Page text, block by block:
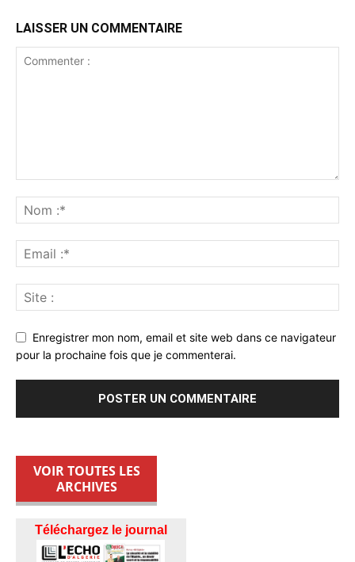
LAISSER UN COMMENTAIRE
Enregistrer mon nom, email et site web dans ce navigateur
pour la prochaine fois que je commenterai.
VOIR TOUTES LES
ARCHIVES